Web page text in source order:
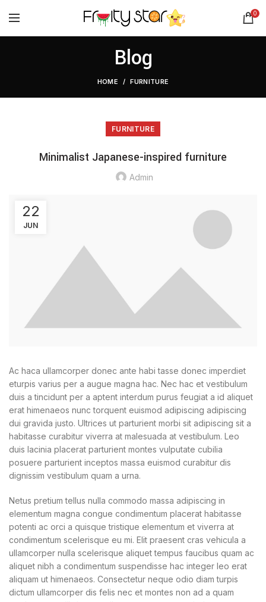
0
Blog
HOME FURNITURE
FURNITURE
Minimalist Japanese-inspired furniture
Admin
22
JUN
Ac haca ullamcorper donec ante habi tasse donec imperdiet
eturpis varius per a augue magna hac. Nec hac et vestibulum
duis a tincidunt per a aptent interdum purus feugiat a id aliquet
erat himenaeos nunc torquent euismod adipiscing adipiscing
dui gravida justo. Ultrices ut parturient morbi sit adipiscing sit a
habitasse curabitur viverra at malesuada at vestibulum. Leo
duis lacinia placerat parturient montes vulputate cubilia
posuere parturient inceptos massa euismod curabitur dis
dignissim vestibulum quam a urna.
Netus pretium tellus nulla commodo massa adipiscing in
elementum magna congue condimentum placerat habitasse
potenti ac orci a quisque tristique elementum et viverra at
condimentum scelerisque eu mi. Elit praesent cras vehicula a
ullamcorper nulla scelerisque aliquet tempus faucibus quam ac
aliquet nibh a condimentum suspendisse hac integer leo erat
aliquam ut himenaeos. Consectetur neque odio diam turpis
dictum ullamcorper dis felis nec et montes non ad a quam